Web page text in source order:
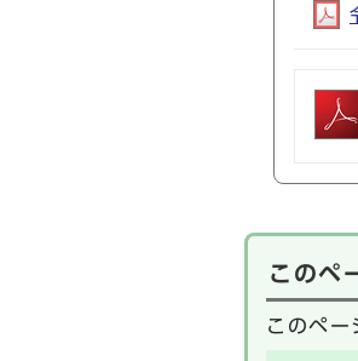
このペ
このペー